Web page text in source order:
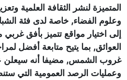
المتميزة لنشر الثقافة العلمية
وعلوم الفضاء, خاصة لدى فئة
إلى اختيار مواقع تتميز بأفق
العوائق, بما يتيح متابعة أفضل
غروب الشمس, مضيفا أنه سيعلن
وعمليات الرصد العمومية التي